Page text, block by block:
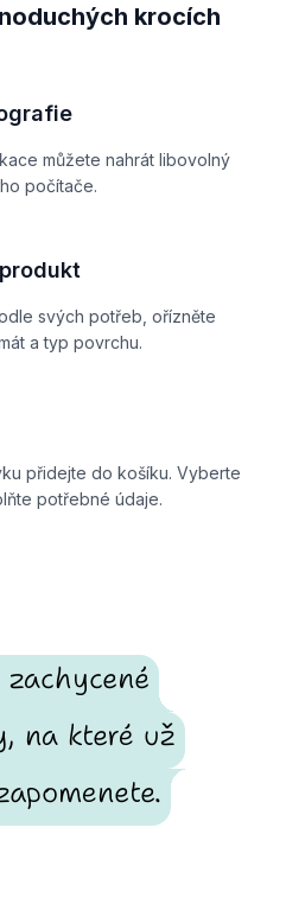
krocích
můžete nahrát libovolný
počítače.
svých potřeb, ořízněte
a typ povrchu.
přidejte do košíku. Vyberte
potřebné údaje.
na které už